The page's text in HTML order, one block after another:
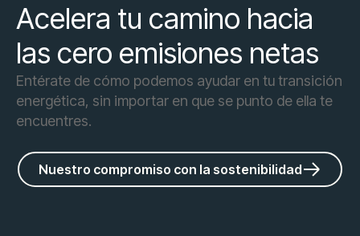
Acelera tu camino hacia
las cero emisiones netas
Entérate de cómo podemos ayudar en tu transición
energética, sin importar en que se punto de ella te
encuentres.
Nuestro compromiso con la sostenibilidad